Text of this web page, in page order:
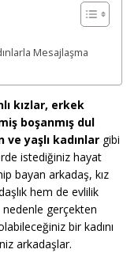
Mesajlaşma
kızlar, erkek
boşanmış dul
yaşlı kadınlar gibi
istediğiniz hayat
bayan arkadaş, kız
hem de evlilik
gerçekten
bir kadını
arkadaşlar.